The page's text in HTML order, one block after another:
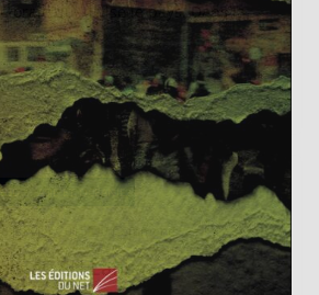
qui divise le pays. Dans la
ASIE ET OCÉANIE
13 janvier 2015 0 Comments
au Sri Lanka